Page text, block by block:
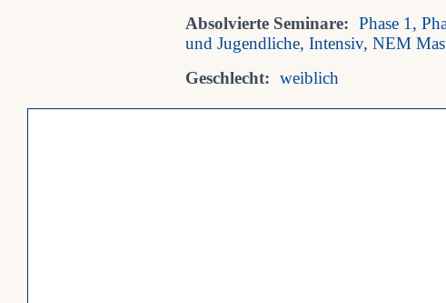
Absolvierte Seminare: Phase 1,
und Jugendliche, Intensiv, NEM
Geschlecht: weiblich